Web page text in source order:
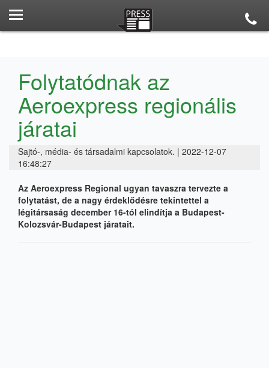
Folytatódnak az
Aeroexpress regionális
járatai
Sajtó-, média- és társadalmi kapcsolatok. | 2022-12-07
16:48:27
Az Aeroexpress Regional ugyan tavaszra tervezte a
folytatást, de a nagy érdeklődésre tekintettel a
légitársaság december 16-tól elindítja a Budapest-
Kolozsvár-Budapest járatait.